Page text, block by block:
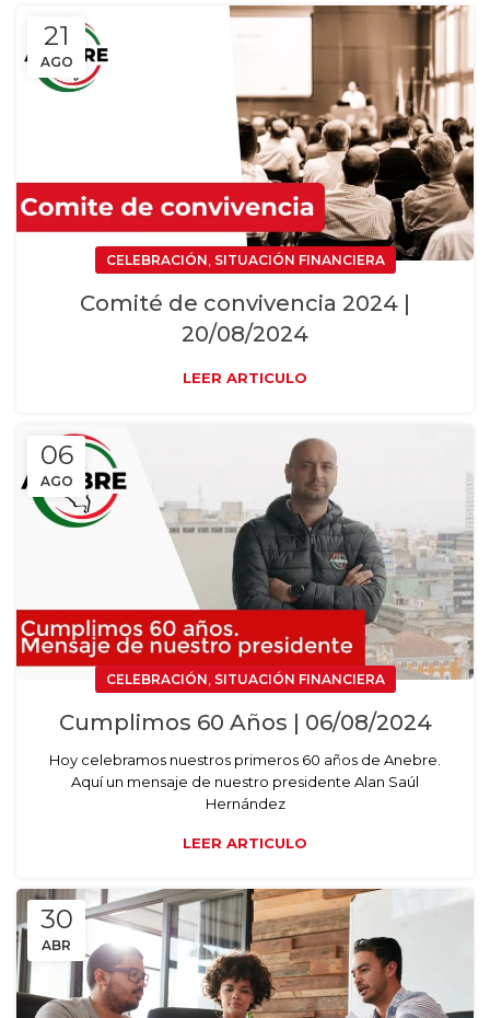
21
AGO
CELEBRACIÓN, SITUACIÓN FINANCIERA
Comité de convivencia 2024 |
20/08/2024
LEER ARTICULO
06
AGO
CELEBRACIÓN, SITUACIÓN FINANCIERA
Cumplimos 60 Años | 06/08/2024
Hoy celebramos nuestros primeros 60 años de Anebre.
Aquí un mensaje de nuestro presidente Alan Saúl
Hernández
LEER ARTICULO
30
ABR